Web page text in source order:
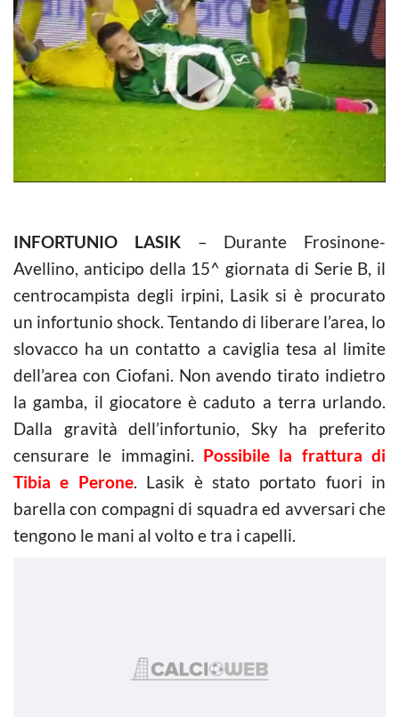
INFORTUNIO LASIK– Durante Frosinone-
Avellino, anticipo della 15^ giornata di Serie B, il
centrocampista degli irpini, Lasik si è procurato
un infortunio shock. Tentando di liberare l’area, lo
slovacco ha un contatto a caviglia tesa al limite
dell’area con Ciofani. Non avendo tirato indietro
la gamba, il giocatore è caduto a terra urlando.
Dalla gravità dell’infortunio, Sky ha preferito
censurare le immagini. Possibile la frattura di
Tibia e Perone. Lasik è stato portato fuori in
barella con compagni di squadra ed avversari che
tengono le mani al volto e tra i capelli.